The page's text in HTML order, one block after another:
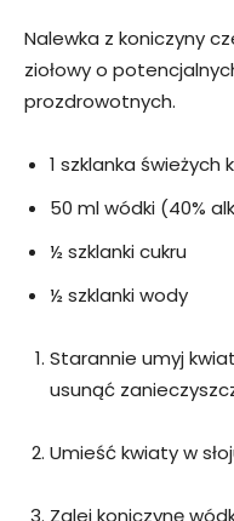
Nalewka z koniczyny
ziołowy o
prozdrowotnych.
1 szklanka
50 ml wódki (40%
½ szklanki cukru
½ szklanki wody
Starannie umyj
usunąć
Umieść kwiaty w
Zalej koniczynę